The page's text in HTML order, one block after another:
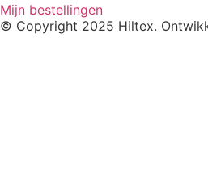
Mijn bestellingen
© Copyright 2025 Hiltex.